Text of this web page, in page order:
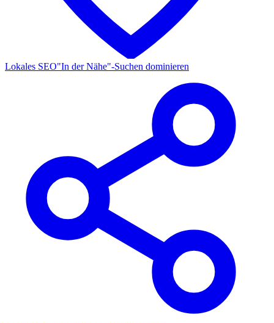
Lokales SEO"In der Nähe"-Suchen dominieren